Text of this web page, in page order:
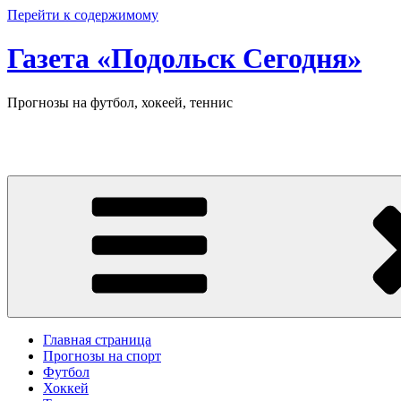
Перейти к содержимому
Газета «Подольск Сегодня»
Прогнозы на футбол, хокеей, теннис
Главная страница
Прогнозы на спорт
Футбол
Хоккей